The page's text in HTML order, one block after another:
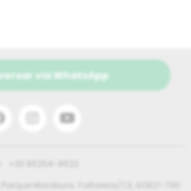
via WhatsApp
Manibura. Fortaleza/CE, 60821-790